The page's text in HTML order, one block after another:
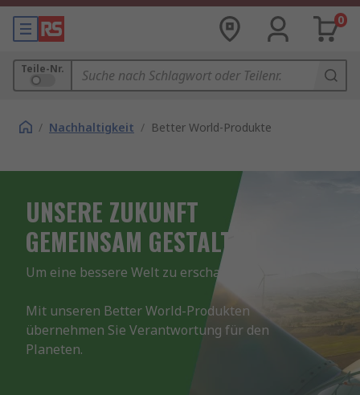
0
Teile-Nr.
/ Nachhaltigkeit / Better World-Produkte
UNSERE ZUKUNFT
GEMEINSAM GESTALTEN
Um eine bessere Welt zu erschaffen.
Mit unseren Better World-Produkten
übernehmen Sie Verantwortung für den
Planeten.